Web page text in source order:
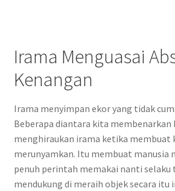
Irama Menguasai
Kenangan
Irama menyimpan ekor yang tidak
Beberapa diantara kita membenarkan
menghiraukan irama ketika membuat
merunyamkan. Itu membuat manusia
penuh perintah memakai nanti selaku
mendukung di meraih objek secara itu